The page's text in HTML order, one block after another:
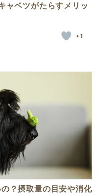
ャベツがたらすメリッ
+1
？摂取量の目安や消化